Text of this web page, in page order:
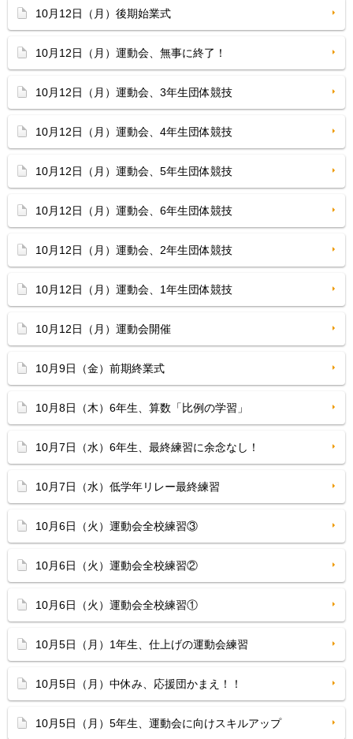
10月12日（月）後期始業式
10月12日（月）運動会、無事に終了！
10月12日（月）運動会、3年生団体競技
10月12日（月）運動会、4年生団体競技
10月12日（月）運動会、5年生団体競技
10月12日（月）運動会、6年生団体競技
10月12日（月）運動会、2年生団体競技
10月12日（月）運動会、1年生団体競技
10月12日（月）運動会開催
10月9日（金）前期終業式
10月8日（木）6年生、算数「比例の学習」
10月7日（水）6年生、最終練習に余念なし！
10月7日（水）低学年リレー最終練習
10月6日（火）運動会全校練習③
10月6日（火）運動会全校練習②
10月6日（火）運動会全校練習①
10月5日（月）1年生、仕上げの運動会練習
10月5日（月）中休み、応援団かまえ！！
10月5日（月）5年生、運動会に向けスキルアップ